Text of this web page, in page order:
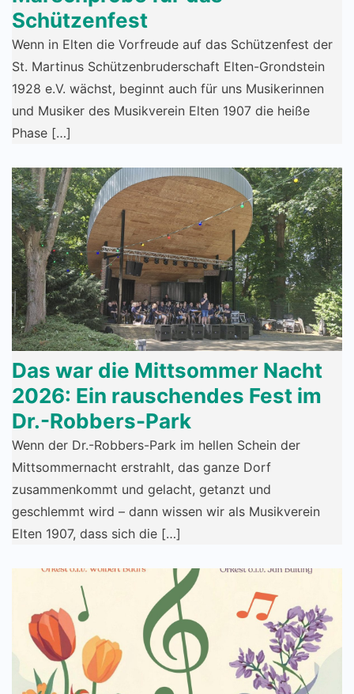
Schützenfest
Wenn in Elten die Vorfreude auf das Schützenfest der
St. Martinus Schützenbruderschaft Elten-Grondstein
1928 e.V. wächst, beginnt auch für uns Musikerinnen
und Musiker des Musikverein Elten 1907 die heiße
Phase […]
Das war die Mittsommer Nacht
2026: Ein rauschendes Fest im
Dr.-Robbers-Park
Wenn der Dr.-Robbers-Park im hellen Schein der
Mittsommernacht erstrahlt, das ganze Dorf
zusammenkommt und gelacht, getanzt und
geschlemmt wird – dann wissen wir als Musikverein
Elten 1907, dass sich die […]